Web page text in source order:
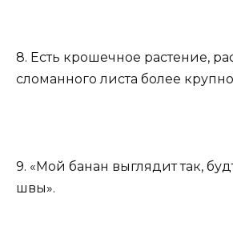
8. Есть крошечное растение,
сломанного листа более
9. «Мой банан выглядит так,
швы».